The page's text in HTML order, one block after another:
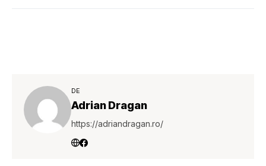
DE
Adrian Dragan
https://adriandragan.ro/